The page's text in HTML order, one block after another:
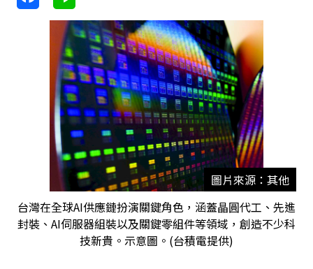
圖片來源：其他
台灣在全球AI供應鏈扮演關鍵角色，涵蓋晶圓代工、先進
封裝、AI伺服器組裝以及關鍵零組件等領域，創造不少科
技新貴。示意圖。(台積電提供)